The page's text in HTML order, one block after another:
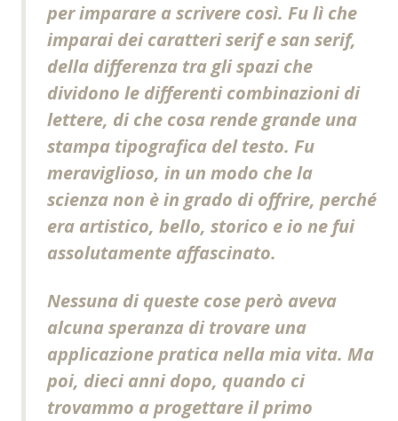
per imparare a scrivere così. Fu lì che
imparai dei caratteri serif e san serif,
della differenza tra gli spazi che
dividono le differenti combinazioni di
lettere, di che cosa rende grande una
stampa tipografica del testo. Fu
meraviglioso, in un modo che la
scienza non è in grado di offrire, perché
era artistico, bello, storico e io ne fui
assolutamente affascinato.
Nessuna di queste cose però aveva
alcuna speranza di trovare una
applicazione pratica nella mia vita. Ma
poi, dieci anni dopo, quando ci
trovammo a progettare il primo